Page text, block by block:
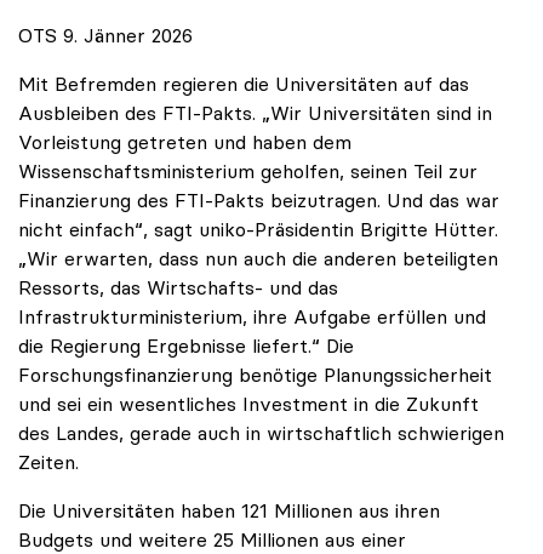
OTS 9. Jänner 2026
Mit Befremden regieren die Universitäten auf das
Ausbleiben des FTI-Pakts. „Wir Universitäten sind in
Vorleistung getreten und haben dem
Wissenschaftsministerium geholfen, seinen Teil zur
Finanzierung des FTI-Pakts beizutragen. Und das war
nicht einfach“, sagt uniko-Präsidentin Brigitte Hütter.
„Wir erwarten, dass nun auch die anderen beteiligten
Ressorts, das Wirtschafts- und das
Infrastrukturministerium, ihre Aufgabe erfüllen und
die Regierung Ergebnisse liefert.“ Die
Forschungsfinanzierung benötige Planungssicherheit
und sei ein wesentliches Investment in die Zukunft
des Landes, gerade auch in wirtschaftlich schwierigen
Zeiten.
Die Universitäten haben 121 Millionen aus ihren
Budgets und weitere 25 Millionen aus einer